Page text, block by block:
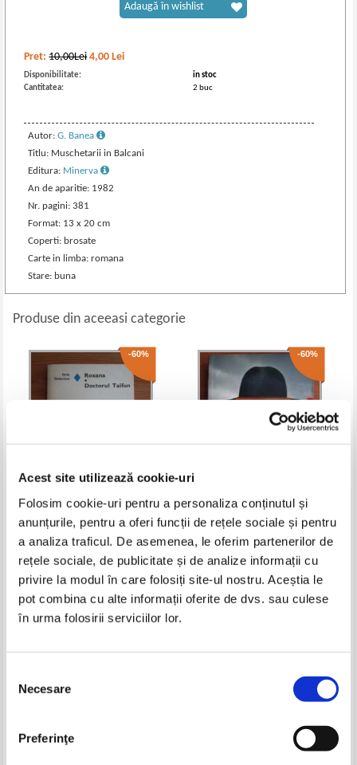
Acest site utilizează cookie-uri
Folosim cookie-uri pentru a personaliza conținutul și
anunțurile, pentru a oferi funcții de rețele sociale și pentru
a analiza traficul. De asemenea, le oferim partenerilor de
rețele sociale, de publicitate și de analize informații cu
privire la modul în care folosiți site-ul nostru. Aceștia le
pot combina cu alte informații oferite de dvs. sau culese
în urma folosirii serviciilor lor.
consimțământului
Necesare
Preferinţe
Pret:10,00Lei 4,00 Lei
Disponibilitate:
in stoc
Cantitatea:
2 buc
Autor:G. Banea
Titlu: Muschetarii in Balcani
Editura: Minerva
An de aparitie: 1982
Nr. pagini: 381
Format: 13 x 20 cm
Coperti: brosate
Carte in limba: romana
Stare: buna
Adaugă în wishlist
Produse din aceeasi categorie
-60%
Gala Galaction - Roxana.
Doctorul Taifun
10,00Lei 4,00 Lei
Adaugă în coș
-60%
Constantin Stoiciu - Viata e o
plimbare cu palarie pe cap
Pret:
10,00Lei Lei
Adaugă în coș
-60%